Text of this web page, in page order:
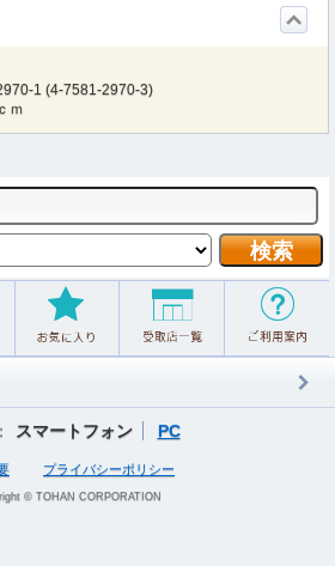
1 (4-7581-2970-3)
ｍ
スマートフォン PC
プライバシーポリシー
© TOHAN CORPORATION